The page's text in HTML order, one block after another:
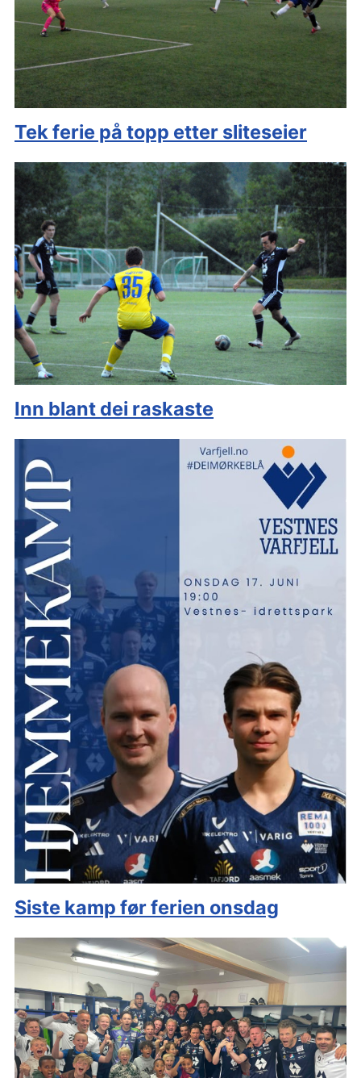
Tek ferie på topp etter sliteseier
Inn blant dei raskaste
Siste kamp før ferien onsdag